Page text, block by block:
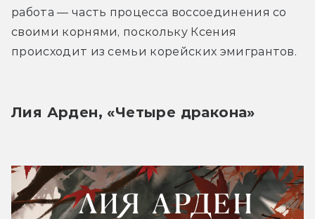
работа — часть процесса воссоединения со
своими корнями, поскольку Ксения
происходит из семьи корейских эмигрантов.
Лия Арден, «Четыре дракона»